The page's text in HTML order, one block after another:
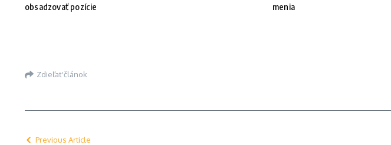
obsadzovať pozície
menia
Zdieľať článok
Previous Article